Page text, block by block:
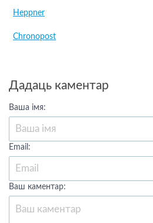
Heppner
Chronopost
Дадаць каментар
Ваша імя:
Email:
Ваш каментар: